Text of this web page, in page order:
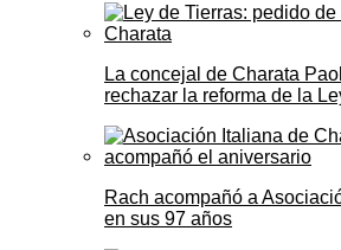
La concejal de Charata
rechazar la reforma de la
Rach acompañó a
en sus 97 años